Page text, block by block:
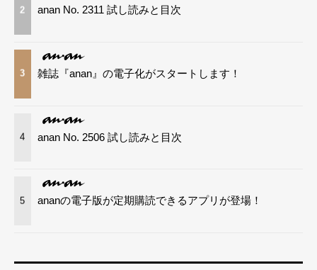
2 anan No. 2311 試し読みと目次
3 雑誌『anan』の電子化がスタートします！
4 anan No. 2506 試し読みと目次
5 ananの電子版が定期購読できるアプリが登場！